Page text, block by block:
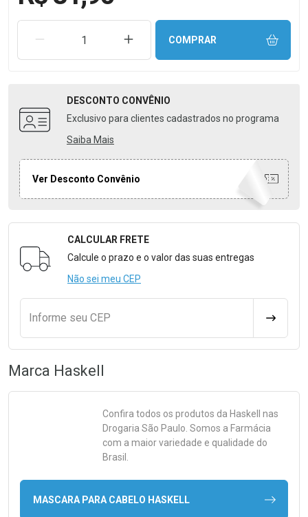
REMOVER UMA UNIDADEAUMENTAR UMA UNIDADE
COMPRAR
DESCONTO CONVÊNIO
Exclusivo para clientes cadastrados no programa
Saiba Mais
Ver Desconto Convênio
Formulário para Calcular o Frete
CALCULAR FRETE
Calcule o prazo e o valor das suas entregas
Não sei meu CEP
Informe seu CEP
Marca Haskell
Confira todos os produtos da Haskell
nas
Drogaria São Paulo. Somos a Farmácia
com a maior variedade e qualidade do
Brasil.
MASCARA PARA CABELO HASKELL